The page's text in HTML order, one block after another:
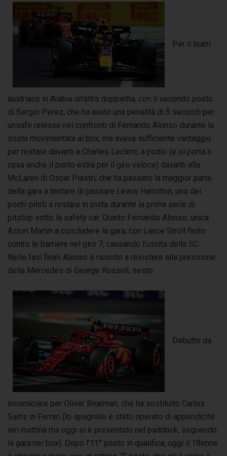
Per il team
austriaco in Arabia un’altra doppietta, con il secondo posto
di Sergio Perez, che ha avuto una penalità di 5 secondi per
unsafe release nei confronti di Fernando Alonso durante la
sosta movimentata ai box, ma aveva sufficiente vantaggio
per restare davanti a Charles Leclerc, a podio (e si porta a
casa anche il punto extra per il giro veloce) davanti alla
McLaren di Oscar Piastri, che ha passato la maggior parte
della gara a tentare di passare Lewis Hamilton, uno dei
pochi piloti a restare in pista durante la prima serie di
pitstop sotto la safety car. Quinto Fernando Alonso, unica
Aston Martin a concludere la gara, con Lance Stroll finito
contro le barriere nel giro 7, causando l’uscita della SC.
Nelle fasi finali Alonso è riuscito a resistere alla pressione
della Mercedes di George Russell, sesto.
Debutto da
incorniciare per Oliver Bearman, che ha sostituito Carlos
Sainz in Ferrari (lo spagnolo è stato operato di appendicite
ieri mattina ma oggi si è presentato nel paddock, seguendo
la gara nei box). Dopo l’11° posto in qualifica, oggi il 18enne